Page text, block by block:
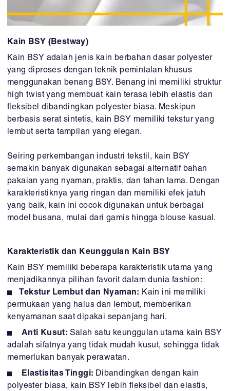
Kain BSY (Bestway)
Kain BSY adalah jenis kain berbahan dasar polyester
yang diproses dengan teknik pemintalan khusus
menggunakan benang BSY. Benang ini memiliki struktur
high twist yang membuat kain terasa lebih elastis dan
fleksibel dibandingkan polyester biasa. Meskipun
berbasis serat sintetis, kain BSY memiliki tekstur yang
lembut serta tampilan yang elegan.
Seiring perkembangan industri tekstil, kain BSY
semakin banyak digunakan sebagai alternatif bahan
pakaian yang nyaman, praktis, dan tahan lama. Dengan
karakteristiknya yang ringan dan memiliki efek jatuh
yang baik, kain ini cocok digunakan untuk berbagai
model busana, mulai dari gamis hingga blouse kasual.
Karakteristik dan Keunggulan Kain BSY
Kain BSY memiliki beberapa karakteristik utama yang
menjadikannya pilihan favorit dalam dunia fashion:
Tekstur Lembut dan Nyaman: Kain ini memiliki
permukaan yang halus dan lembut, memberikan
kenyamanan saat dipakai sepanjang hari.
Anti Kusut: Salah satu keunggulan utama kain BSY
adalah sifatnya yang tidak mudah kusut, sehingga tidak
memerlukan banyak perawatan.
Elastisitas Tinggi: Dibandingkan dengan kain
polyester biasa, kain BSY lebih fleksibel dan elastis,